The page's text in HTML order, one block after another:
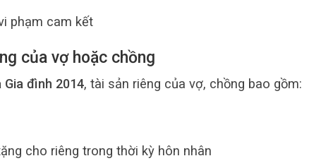
phạm cam kết
của vợ hoặc chồng
đình 2014, tài sản riêng của vợ, chồng bao gồm:
cho riêng trong thời kỳ hôn nhân